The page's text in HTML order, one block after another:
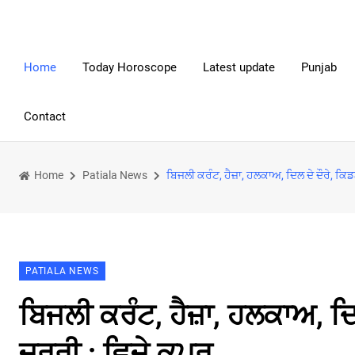
Home Today Horoscope Latest update Punjab
Contact
Home Patiala News ਬਿਜਲੀ ਕਰੰਟ, ਹੈਜ਼ਾ, ਹਲਕਾਅ, ਦਿਲ ਦੇ ਦੌਰੇ,
PATIALA NEWS
ਬਿਜਲੀ ਕਰੰਟ, ਹੈਜ਼ਾ, ਹਲਕਾਅ,